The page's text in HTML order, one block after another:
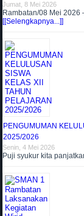
Jumat, 8 Mei 2026
Rambatan/08 Mei 2026
[[Selengkapnya...]]
PENGUMUMAN
2025/2026
Senin, 4 Mei 2026
Puji syukur kita